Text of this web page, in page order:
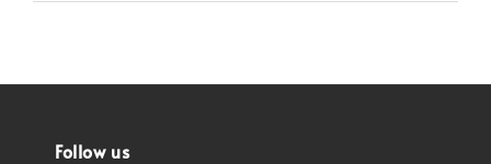
Follow us